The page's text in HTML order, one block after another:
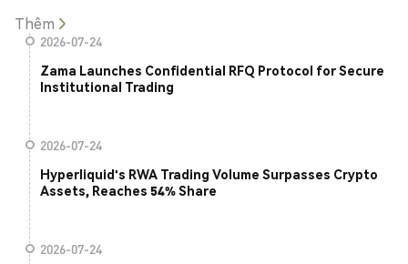
Thêm
2026-07-24
Zama Launches Confidential RFQ Protocol for Secure
Institutional Trading
2026-07-24
Hyperliquid's RWA Trading Volume Surpasses Crypto
Assets, Reaches 54% Share
2026-07-24